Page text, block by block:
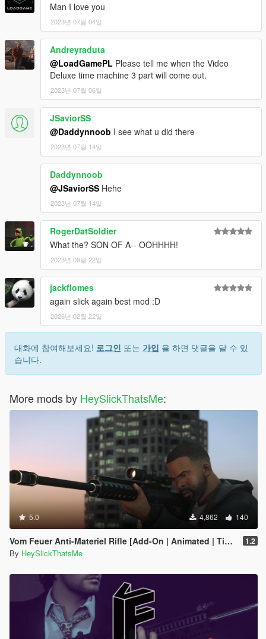
Man I love you
2023년 07월 04일
Andreyraduta
@LoadGamePL Please tell me when the Video
Deluxe time machine 3 part will come out.
2023년 07월 06일
JSaviorSS
@Daddynnoob I see what u did there
2023년 07월 14일
Daddynnoob
@JSaviorSS Hehe
2023년 07월 14일
RogerDatSoldier
What the? SON OF A-- OOHHHH!
2023년 09월 22일
jackflomes
again slick again best mod :D
2026년 02월 22일
대화에 참여해보세요! 로그인 또는 가입 을 하면 댓글을 달 수 있
습니다.
More mods by HeySlickThatsMe:
5.0 4,862 140
Vom Feuer Anti-Materiel Rifle [Add-On | Animated | Tints | Lore-Friendly] 1.2
By HeySlickThatsMe